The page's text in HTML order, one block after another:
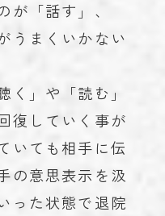
が「話す」、
うまくいかない
」や「読む」
復していく事が
いても相手に伝
の意思表示を汲
った状態で退院